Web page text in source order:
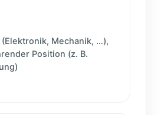
Mechanik, …),
Position (z. B.